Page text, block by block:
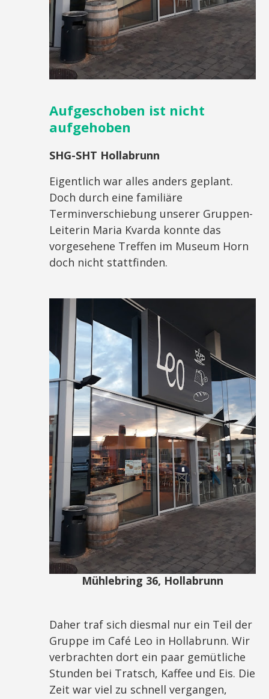
Aufgeschoben ist nicht
aufgehoben
SHG-SHT Hollabrunn
Eigentlich war alles anders geplant.
Doch durch eine familiäre
Terminverschiebung unserer Gruppen-
Leiterin Maria Kvarda konnte das
vorgesehene Treffen im Museum Horn
doch nicht stattfinden.
Mühlebring 36, Hollabrunn
Daher traf sich diesmal nur ein Teil der
Gruppe im Café Leo in Hollabrunn. Wir
verbrachten dort ein paar gemütliche
Stunden bei Tratsch, Kaffee und Eis. Die
Zeit war viel zu schnell vergangen,